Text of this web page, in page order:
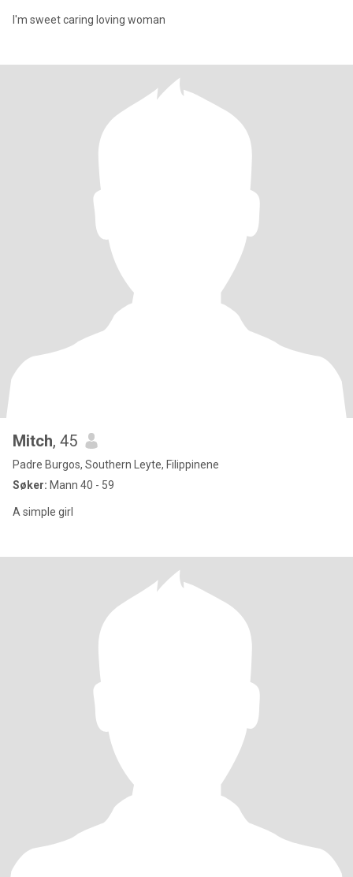
I'm sweet caring loving woman
Mitch, 45
Padre Burgos, Southern Leyte, Filippinene
Søker: Mann 40 - 59
A simple girl